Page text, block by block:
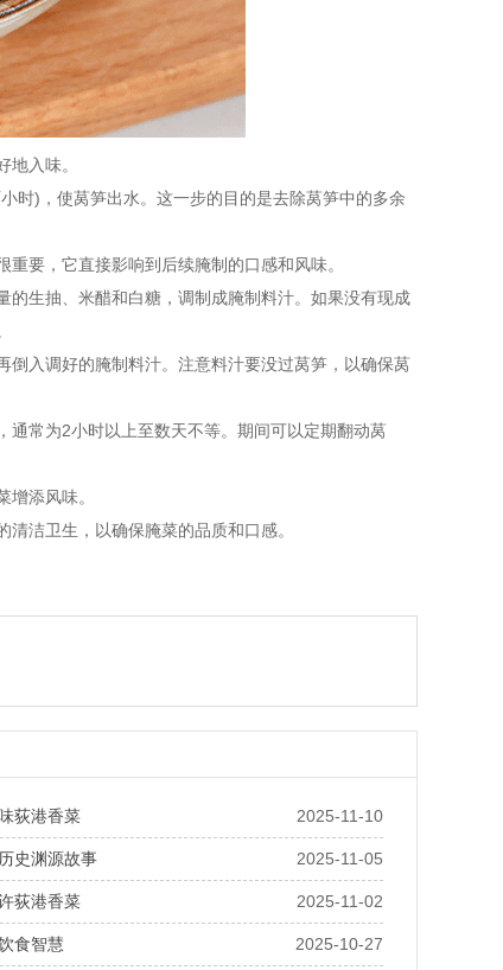
入味。
)，使莴笋出水。这一步的目的是去除莴笋中的多余
要，它直接影响到后续腌制的口感和风味。
生抽、米醋和白糖，调制成腌制料汁。如果没有现成
入调好的腌制料汁。注意料汁要没过莴笋，以确保莴
常为2小时以上至数天不等。期间可以定期翻动莴
添风味。
洁卫生，以确保腌菜的品质和口感。
2025-11-10
荻港香菜
2025-11-05
史渊源故事
2025-11-02
荻港香菜
2025-10-27
食智慧